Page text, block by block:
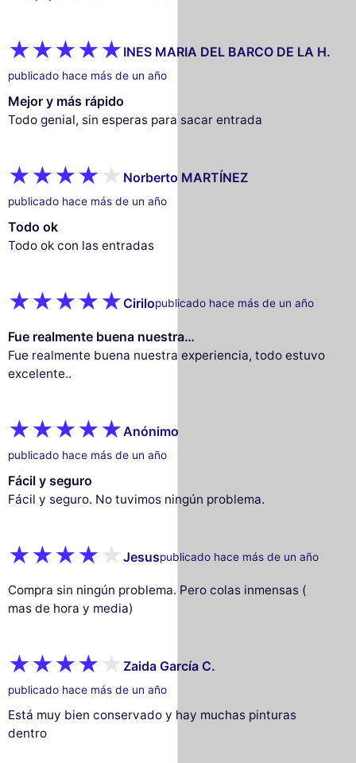
INES MARIA DEL BARCO DE LA H.
publicado hace más de un año
Mejor y más rápido
Todo genial, sin esperas para sacar entrada
Norberto MARTÍNEZ
publicado hace más de un año
Todo ok
Todo ok con las entradas
Cirilopublicado hace más de un año
Fue realmente buena nuestra…
Fue realmente buena nuestra experiencia, todo estuvo
excelente..
Anónimo
publicado hace más de un año
Fácil y seguro
Fácil y seguro. No tuvimos ningún problema.
Jesuspublicado hace más de un año
Compra sin ningún problema. Pero colas inmensas (
mas de hora y media)
Zaida García C.
publicado hace más de un año
Está muy bien conservado y hay muchas pinturas
dentro